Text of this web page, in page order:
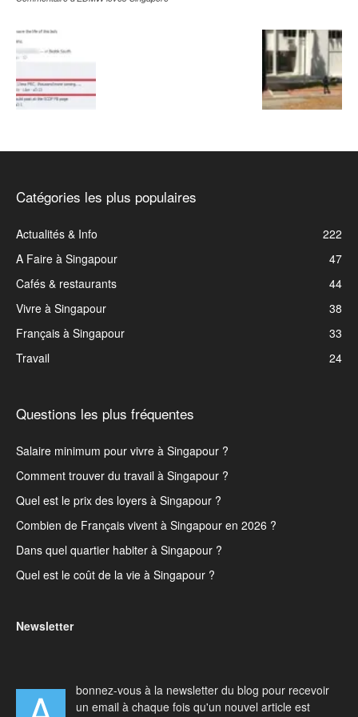
Catégories les plus populaires
Actualités & Info
222
A Faire à Singapour
47
Cafés & restaurants
44
Vivre à Singapour
38
Français à Singapour
33
Travail
24
Questions les plus fréquentes
Salaire minimum pour vivre à Singapour ?
Comment trouver du travail à Singapour ?
Quel est le prix des loyers à Singapour ?
Combien de Français vivent à Singapour en 2026 ?
Dans quel quartier habiter à Singapour ?
Quel est le coût de la vie à Singapour ?
Newsletter
bonnez-vous à la newsletter du blog pour recevoir
un email à chaque fois qu'un nouvel article est